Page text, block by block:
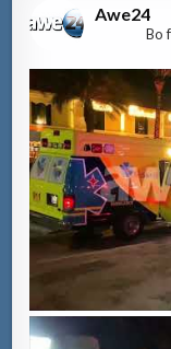
Awe24
Bo